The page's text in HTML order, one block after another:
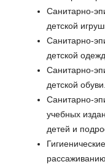
Санитарно-
детской
Санитарно-
детской
Санитарно-
детской обуви.
Санитарно-
учебных
детей и